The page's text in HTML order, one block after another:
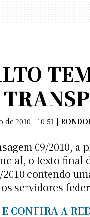
2010 - 10:51 |
09/2010,
o texto final
2010 contendo
servidores
CONFIRA A